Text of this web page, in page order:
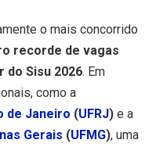
o mais concorrido
recorde de vagas
do Sisu 2026. Em
como a
de Janeiro (UFRJ)e a
Gerais (UFMG), uma